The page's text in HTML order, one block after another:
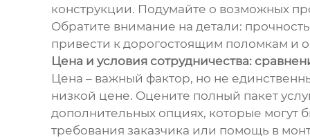
конструкции. Подумайте о возможных
Обратите внимание на детали:
привести к дорогостоящим поломкам и
Цена и условия сотрудничества:
Цена – важный фактор, но не
низкой цене. Оцените полный пакет
дополнительных опциях, которые могут
требования заказчика или помощь в